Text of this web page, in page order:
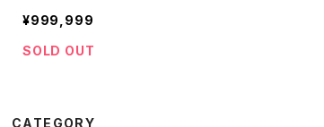
ブリック
¥999,999
SOLD OUT
CATEGORY